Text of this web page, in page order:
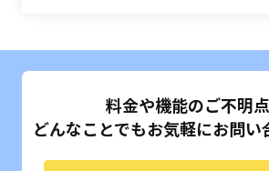
料金や機能のご不明
どんなことでもお気軽にお問い